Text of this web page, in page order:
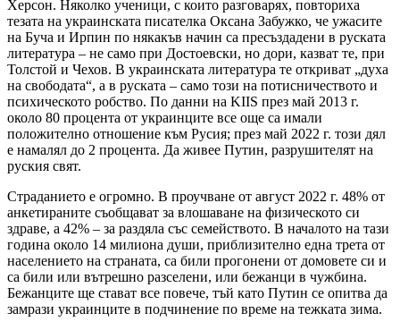
Херсон. Няколко ученици, с които разговарях, повториха
тезата на украинската писателка Оксана Забужко, че ужасите
на Буча и Ирпин по някакъв начин са пресъздадени в руската
литература – не само при Достоевски, но дори, казват те, при
Толстой и Чехов. В украинската литература те откриват „духа
на свободата“, а в руската – само този на потисничеството и
психическото робство. По данни на KIIS през май 2013 г.
около 80 процента от украинците все още са имали
положително отношение към Русия; през май 2022 г. този дял
е намалял до 2 процента. Да живее Путин, разрушителят на
руския свят.
Страданието е огромно. В проучване от август 2022 г. 48% от
анкетираните съобщават за влошаване на физическото си
здраве, а 42% – за раздяла със семейството. В началото на тази
година около 14 милиона души, приблизително една трета от
населението на страната, са били прогонени от домовете си и
са били или вътрешно разселени, или бежанци в чужбина.
Бежанците ще стават все повече, тъй като Путин се опитва да
замрази украинците в подчинение по време на тежката зима.